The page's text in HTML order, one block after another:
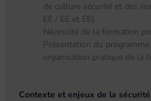
de culture sécurité et des
EE / EE et EE).
Nécessité de la formation
Présentation du
organisation pratique de la
Contexte et enjeux de la sécurité